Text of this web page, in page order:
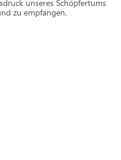
unseres Schöpfertums
zu empfangen.